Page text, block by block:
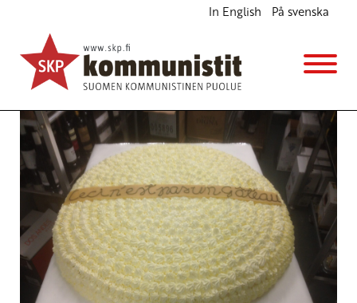
In English På svenska
Kultturin ja taiteilijoiden toimeentulon puolesta
Blogi
11.11.2014 - 9:30